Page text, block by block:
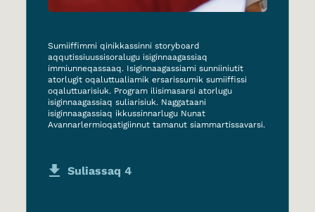
Sumiiffimmi qinikkassinni storyboard
aqqutissiuussisoralugu isiginnaagassiaq
immiunneqassaaq. Isiginnaagassiami sunniiniutit
atorlugit oqaluttualiamik ersarissumik sumiiffissi
oqaluttuarisiuk. Program ilisimasarsi atorlugu
isiginnaagassiaq suliarisiuk. Naggataani
isiginnaagassiaq ikkussinnarlugu Nunat
Avannarlermioqatigiinnut tamanut siammartissavarsi.
Suliassaq 4